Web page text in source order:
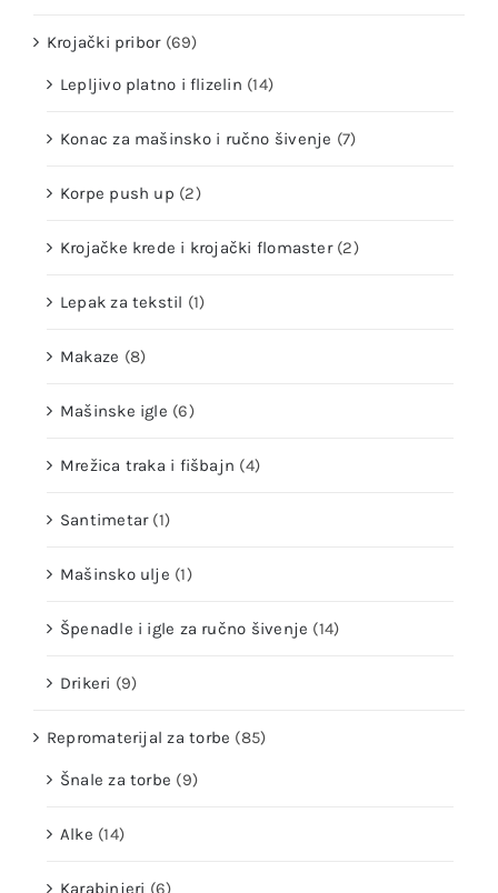
Krojački pribor (69)
Lepljivo platno i flizelin (14)
Konac za mašinsko i ručno šivenje (7)
Korpe push up (2)
Krojačke krede i krojački flomaster (2)
Lepak za tekstil (1)
Makaze (8)
Mašinske igle (6)
Mrežica traka i fišbajn (4)
Santimetar (1)
Mašinsko ulje (1)
Špenadle i igle za ručno šivenje (14)
Drikeri (9)
Repromaterijal za torbe (85)
Šnale za torbe (9)
Alke (14)
Karabinjeri (6)